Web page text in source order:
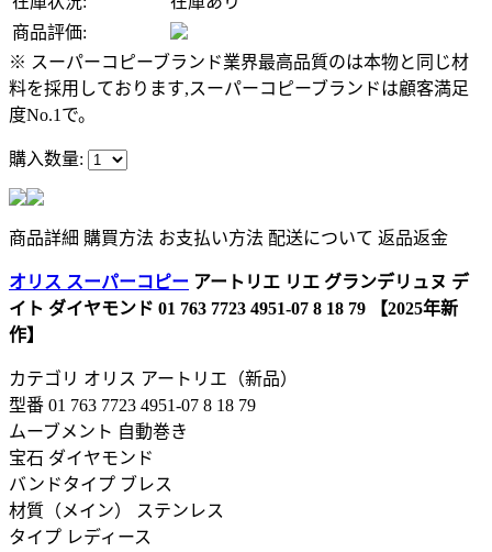
商品評価:
※ スーパーコピーブランド業界最高品質のは本物と同じ材
料を採用しております,スーパーコピーブランドは顧客満足
度No.1で。
購入数量:
商品詳細 購買方法 お支払い方法 配送について 返品返金
オリス スーパーコピー アートリエ リエ グランデリュヌ デ
イト ダイヤモンド 01 763 7723 4951-07 8 18 79 【2025年新
作】
カテゴリ オリス アートリエ（新品）
型番 01 763 7723 4951-07 8 18 79
ムーブメント 自動巻き
宝石 ダイヤモンド
バンドタイプ ブレス
材質（メイン） ステンレス
タイプ レディース